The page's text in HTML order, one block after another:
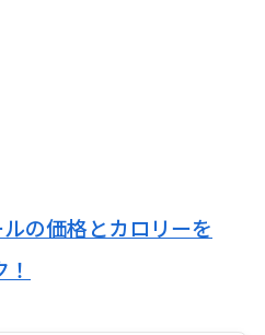
の価格とカロリーを